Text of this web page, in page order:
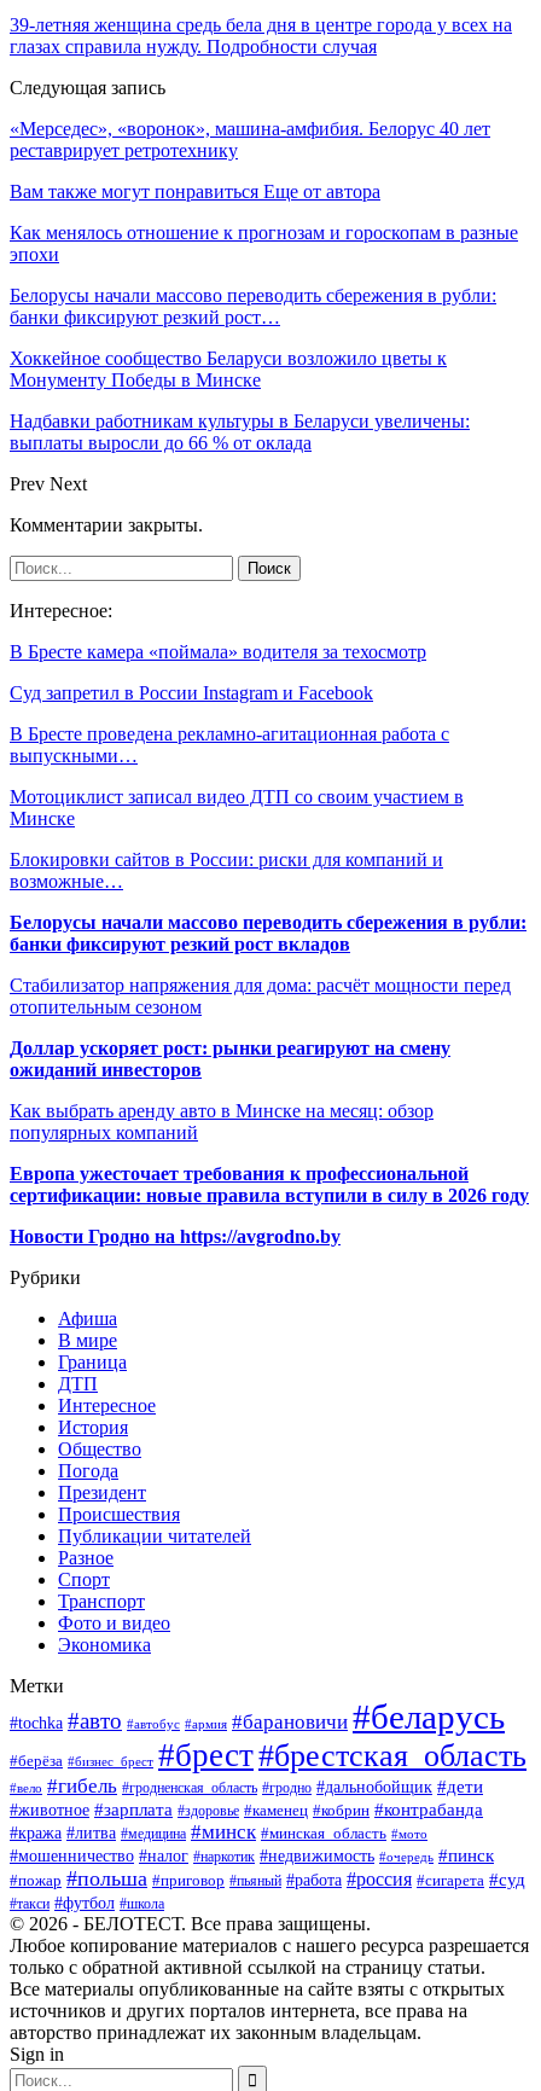
39-летняя женщина средь бела дня в центре города у всех на
глазах справила нужду. Подробности случая
Следующая запись
«Мерседес», «воронок», машина-амфибия. Белорус 40 лет
реставрирует ретротехнику
Вам также могут понравиться Еще от автора
Как менялось отношение к прогнозам и гороскопам в разные
эпохи
Белорусы начали массово переводить сбережения в рубли:
банки фиксируют резкий рост…
Хоккейное сообщество Беларуси возложило цветы к
Монументу Победы в Минске
Надбавки работникам культуры в Беларуси увеличены:
выплаты выросли до 66 % от оклада
Prev Next
Комментарии закрыты.
Интересное:
В Бресте камера «поймала» водителя за техосмотр
Суд запретил в России Instagram и Facebook
В Бресте проведена рекламно-агитационная работа с
выпускными…
Мотоциклист записал видео ДТП со своим участием в
Минске
Блокировки сайтов в России: риски для компаний и
возможные…
Белорусы начали массово переводить сбережения в рубли:
банки фиксируют резкий рост вкладов
Стабилизатор напряжения для дома: расчёт мощности перед
отопительным сезоном
Доллар ускоряет рост: рынки реагируют на смену
ожиданий инвесторов
Как выбрать аренду авто в Минске на месяц: обзор
популярных компаний
Европа ужесточает требования к профессиональной
сертификации: новые правила вступили в силу в 2026 году
Новости Гродно на https://avgrodno.by
Рубрики
Афиша
В мире
Граница
ДТП
Интересное
История
Общество
Погода
Президент
Происшествия
Публикации читателей
Разное
Спорт
Транспорт
Фото и видео
Экономика
Метки
#tochka #авто #автобус #армия #барановичи #беларусь
#берёза #бизнес_брест #брест#брестская_область
#вело #гибель #гродненская_область #гродно #дальнобойщик #дети
#животное #зарплата #здоровье #каменец #кобрин #контрабанда
#кража #литва #медицина #минск #минская_область #мото
#мошенничество #налог #наркотик #недвижимость #очередь #пинск
#пожар #польша #приговор #пьяный #работа #россия #сигарета #суд
#такси #футбол #школа
© 2026 - БЕЛОТЕСТ. Все права защищены.
Любое копирование материалов с нашего ресурса разрешается
только с обратной активной ссылкой на страницу статьи.
Все материалы опубликованные на сайте взяты с открытых
источников и других порталов интернета, все права на
авторство принадлежат их законным владельцам.
Sign in